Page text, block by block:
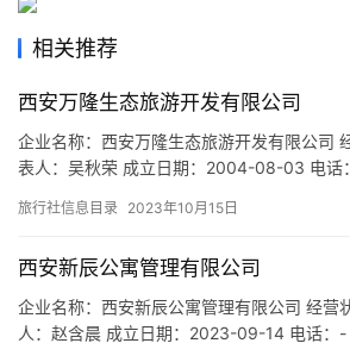
游
城
相关推荐
西安万隆生态旅游开发有限公司
企业名称：西安万隆生态旅游开发有限公司
表人：吴秋荣 成立日期：2004-08-03 电
91610103757841848T 注册地址：西安市
务；旅行社服务网点…
旅行社信息目录 2023年10月15日
西安新辰公寓管理有限公司
企业名称：西安新辰公寓管理有限公司 经营
人：赵含晨 成立日期：2023-09-14 电话：